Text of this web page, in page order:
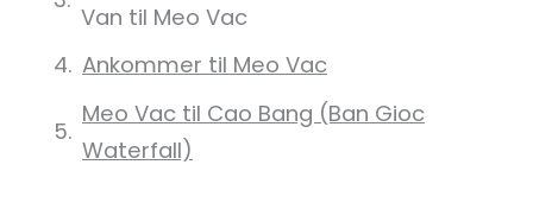
Van til Meo Vac
Ankommer til Meo Vac
Meo Vac til Cao Bang (Ban Gioc
Waterfall)